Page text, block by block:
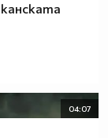
04:07